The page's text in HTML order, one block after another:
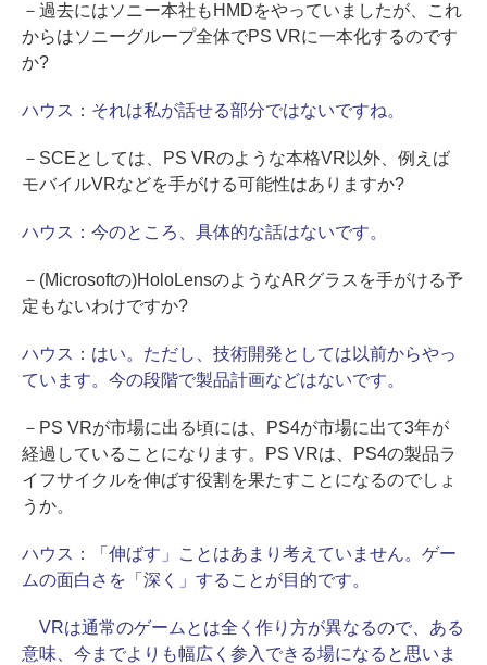
－過去にはソニー本社もHMDをやっていましたが、これ
からはソニーグループ全体でPS VRに一本化するのです
か?
ハウス： それは私が話せる部分ではないですね。
－SCEとしては、PS VRのような本格VR以外、例えば
モバイルVRなどを手がける可能性はありますか?
ハウス： 今のところ、具体的な話はないです。
－(Microsoftの)HoloLensのようなARグラスを手がける予
定もないわけですか?
ハウス： はい。ただし、技術開発としては以前からやっ
ています。今の段階で製品計画などはないです。
－PS VRが市場に出る頃には、PS4が市場に出て3年が
経過していることになります。PS VRは、PS4の製品ラ
イフサイクルを伸ばす役割を果たすことになるのでしょ
うか。
ハウス：
「伸ばす」ことはあまり考えていません。ゲー
ムの面白さを「深く」することが目的です。
VRは通常のゲームとは全く作り方が異なるので、ある
意味、今までよりも幅広く参入できる場になると思いま